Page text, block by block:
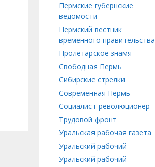
Пермские губернские
ведомости
Пермский вестник
временного правительства
Пролетарское знамя
Свободная Пермь
Сибирские стрелки
Современная Пермь
Социалист-революционер
Трудовой фронт
Уральская рабочая газета
Уральский рабочий
Уральский рабочий